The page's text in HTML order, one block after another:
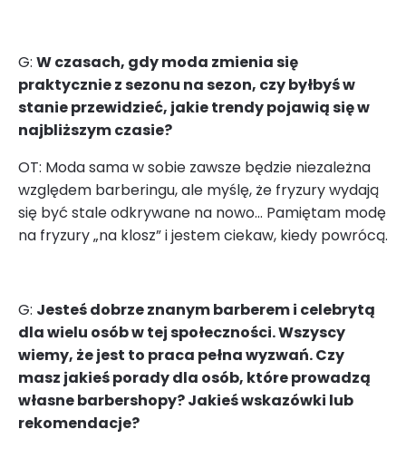
G: W czasach, gdy moda zmienia się
praktycznie z sezonu na sezon, czy byłbyś w
stanie przewidzieć, jakie trendy pojawią się w
najbliższym czasie?
OT: Moda sama w sobie zawsze będzie niezależna
względem barberingu, ale myślę, że fryzury wydają
się być stale odkrywane na nowo… Pamiętam modę
na fryzury „na klosz” i jestem ciekaw, kiedy powrócą.
G: Jesteś dobrze znanym barberem i celebrytą
dla wielu osób w tej społeczności. Wszyscy
wiemy, że jest to praca pełna wyzwań. Czy
masz jakieś porady dla osób, które prowadzą
własne barbershopy? Jakieś wskazówki lub
rekomendacje?